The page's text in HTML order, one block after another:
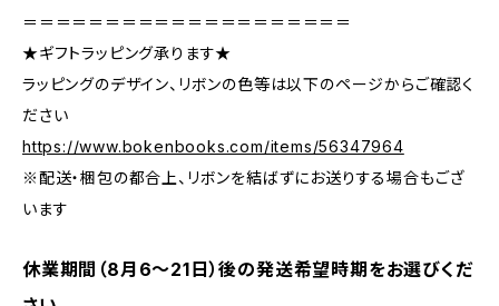
＝＝＝＝＝＝＝＝＝＝＝＝＝＝＝＝＝＝＝＝
★ギフトラッピング承ります★
ラッピングのデザイン、リボンの色等は以下のページからご確認く
ださい
https://www.bokenbooks.com/items/56347964
※配送・梱包の都合上、リボンを結ばずにお送りする場合もござ
います
休業期間（8月6〜21日）後の発送希望時期をお選びくだ